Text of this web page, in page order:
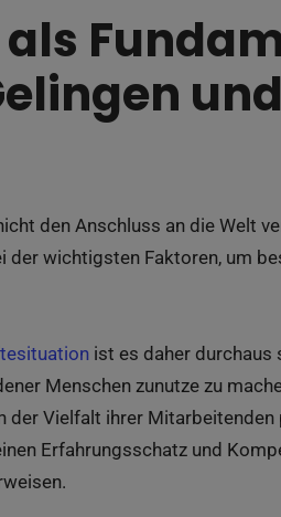
und
den Anschluss an die Welt
der wichtigsten Faktoren, um
ist es daher durchaus
Menschen zunutze zu
der Vielfalt ihrer Mitarbeitenden
Erfahrungsschatz und